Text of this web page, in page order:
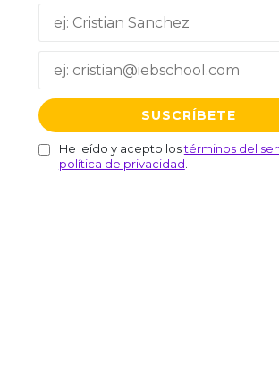
He leído y acepto lostérminos del
política de privacidad